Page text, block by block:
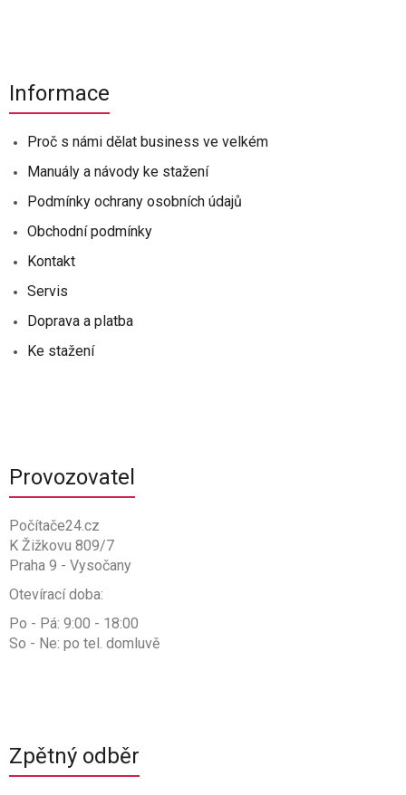
Informace
Proč s námi dělat business ve velkém
Manuály a návody ke stažení
Podmínky ochrany osobních údajů
Obchodní podmínky
Kontakt
Servis
Doprava a platba
Ke stažení
Provozovatel
Počítače24.cz
K Žižkovu 809/7
Praha 9 - Vysočany
Otevírací doba:
Po - Pá: 9:00 - 18:00
So - Ne: po tel. domluvě
Zpětný odběr